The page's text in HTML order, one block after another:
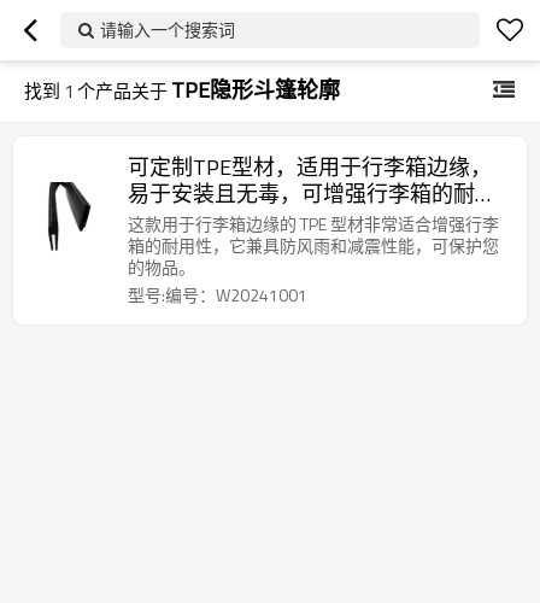
请输入一个搜索词
找到 1 个产品关于TPE隐形斗篷轮廓
可定制TPE型材，适用于行李箱边缘，
易于安装且无毒，可增强行李箱的耐用
性。
这款用于行李箱边缘的 TPE 型材非常适合增强行李
箱的耐用性，它兼具防风雨和减震性能，可保护您
的物品。
型号:编号：W20241001